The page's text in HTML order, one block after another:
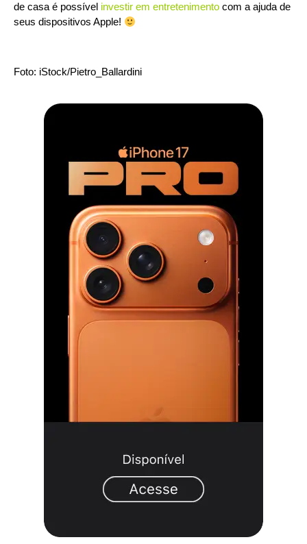
de casa é possível investir em entretenimento com a ajuda de
seus dispositivos Apple!
Foto: iStock/Pietro_Ballardini